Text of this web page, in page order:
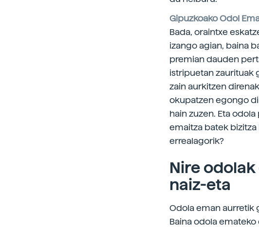
Gipuzkoako Odol
Bada, oraintxe
izango agian, baina
premian dauden
istripuetan zaurituak
zain aurkitzen
okupatzen egongo
hain zuzen. Eta
emaitza batek
errealagorik?
Nire
naiz-eta
Odola eman aurretik
Baina odola